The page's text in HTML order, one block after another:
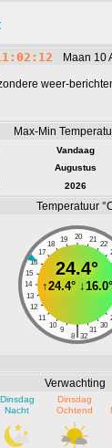
Maan 10
weer-
Max-Min
Vandaag
Augustus
2026
Temperatuur
20
19 21
18
22
17
16
15
14
13
12
11
10
30
9 31
|
8 32
24.4°
↑24.4°↓16.0°
Verwachting
Dinsdag
Nacht
Dinsdag
Ochtend